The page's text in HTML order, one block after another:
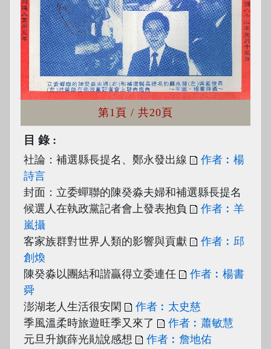
第1頁 / 共20頁
目錄
社論：補選縣長提名、鄭永發出線
作者︰楊
詩言
封面：立委蟬聯的陳癸淼夫婦和補選縣長提名
候選人在執政黨記者會上發表抱負
作者︰羊
嵐攝
客家族群對世界人類的影響與貢獻
作者︰邱
創煥
陳癸淼以團結和諧贏得立委連任
作者︰楊書
舜
澎湖老人生活很安閑
作者︰太史慈
季風溫柔時旅遊旺季又來了
作者︰蕭敏慧
元旦升旗薛光勛說感想
作者︰詹地佑